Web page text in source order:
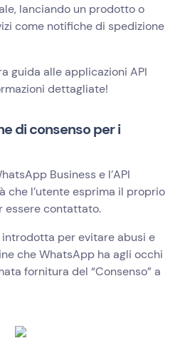
lanciando un prodotto o
come notifiche di spedizione
guida alle applicazioni API
dettagliate!
di consenso per i
Business e l’API
che l’utente esprima il proprio
essere contattato.
per evitare abusi e
che WhatsApp ha agli occhi
fornitura del “Consenso” a